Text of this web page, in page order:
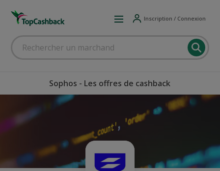
Inscription / Connexion
Sophos - Les offres de cashback